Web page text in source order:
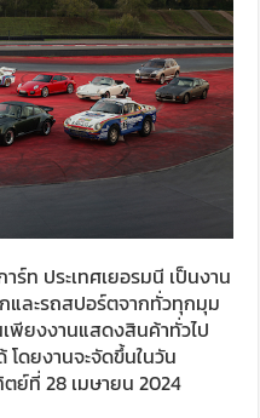
ร์ท ประเทศเยอรมนี เป็นงาน
ละรถสปอร์ตจากทั่วทุกมุม
เพียงงานแสดงสินค้าทั่วไป
โดยงานจะจัดขึ้นในวัน
ย์ที่ 28 เมษายน 2024